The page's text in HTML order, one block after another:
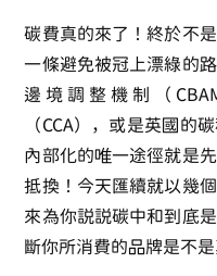
碳費真的來了！終於不
一條避免被冠上漂綠的
邊境調整機制（
（CCA），或是英國的
內部化的唯一途徑就是
抵換！今天匯續就以幾
來為你說說碳中和到底
斷你所消費的品牌是不